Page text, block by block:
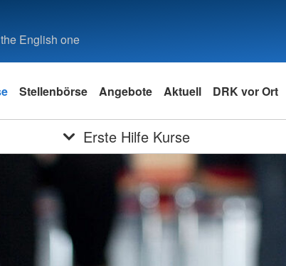
English one
Stellenbörse Angebote Aktuell DRK vor Ort
Erste Hilfe Kurse